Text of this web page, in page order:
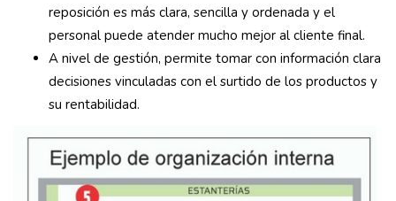
reposición es más clara, sencilla y ordenada y el
personal puede atender mucho mejor al cliente final.
A nivel de gestión, permite tomar con información clara
decisiones vinculadas con el surtido de los productos y
su rentabilidad.